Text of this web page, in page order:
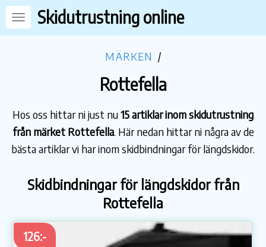
Skidutrustning online
MÄRKEN /
Rottefella
Hos oss hittar ni just nu15 artiklar inom skidutrustning
från märket Rottefella. Här nedan hittar ni några av de
bästa artiklar vi har inom skidbindningar för längdskidor.
Skidbindningar för längdskidor från
Rottefella
126:-